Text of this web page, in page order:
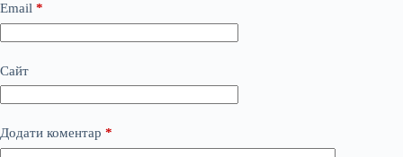
Email *
Сайт
Додати коментар *